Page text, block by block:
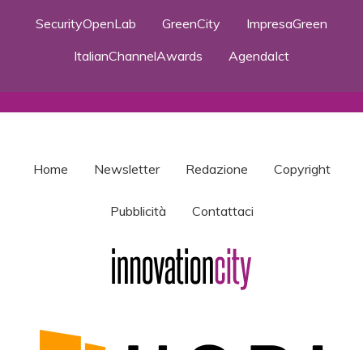
SecurityOpenLab
GreenCity
ImpresaGreen
ItalianChannelAwards
AgendaIct
Home Newsletter Redazione Copyright
Pubblicità Contattaci